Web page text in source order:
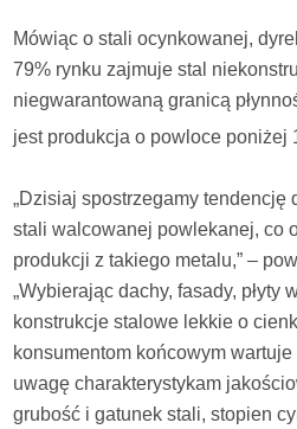
Mówiąc o stali ocynkowanej,
79% rynku zajmuje stal
niegwarantowaną granicą
jest produkcja o powloce poniżej
„Dzisiaj spostrzegamy tendencję
stali walcowanej powlekanej, co
produkcji z takiego metalu,” –
„Wybierając dachy, fasady, płyty
konstrukcje stalowe lekkie o
konsumentom końcowym
uwagę charakterystykam
grubość i gatunek stali, stopien